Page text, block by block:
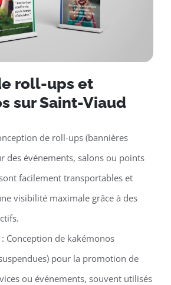
roll-ups et
sur Saint-Viaud
de roll-ups (bannières
des événements, salons ou points
facilement transportables et
visibilité maximale grâce à des
Conception de kakémonos
pour la promotion de
ou événements, souvent utilisés